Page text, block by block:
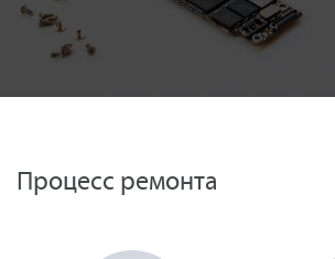
Процесс ремонта